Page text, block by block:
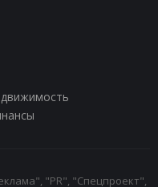
"PR", "Спецпроект",